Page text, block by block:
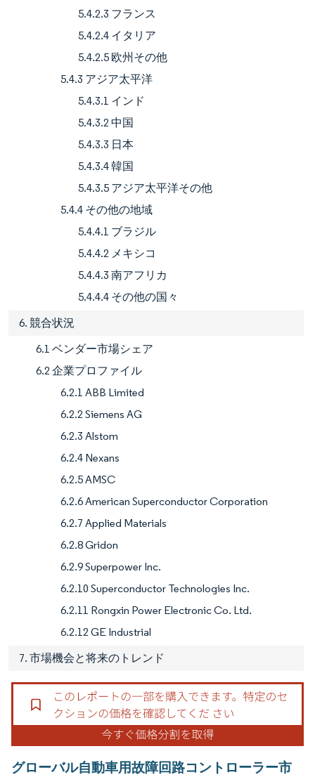
5.4.2.3 フランス
5.4.2.4 イタリア
5.4.2.5 欧州その他
5.4.3 アジア太平洋
5.4.3.1 インド
5.4.3.2 中国
5.4.3.3 日本
5.4.3.4 韓国
5.4.3.5 アジア太平洋その他
5.4.4 その他の地域
5.4.4.1 ブラジル
5.4.4.2 メキシコ
5.4.4.3 南アフリカ
5.4.4.4 その他の国々
6. 競合状況
6.1 ベンダー市場シェア
6.2 企業プロファイル
6.2.1 ABB Limited
6.2.2 Siemens AG
6.2.3 Alstom
6.2.4 Nexans
6.2.5 AMSC
6.2.6 American Superconductor Corporation
6.2.7 Applied Materials
6.2.8 Gridon
6.2.9 Superpower Inc.
6.2.10 Superconductor Technologies Inc.
6.2.11 Rongxin Power Electronic Co. Ltd.
6.2.12 GE Industrial
7. 市場機会と将来のトレンド
グローバル自動車用故障回路コントローラー市